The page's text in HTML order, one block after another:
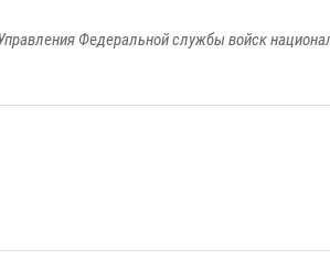
Федеральной службы войск